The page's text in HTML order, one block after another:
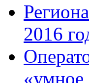
2016
«умное